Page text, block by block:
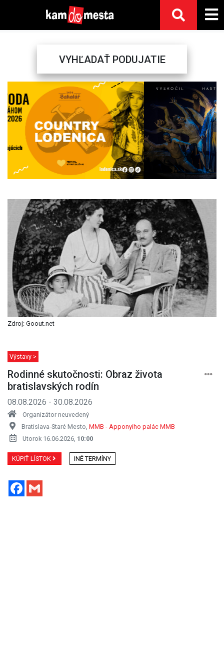
VYHĽADAŤ PODUJATIE
Previous Next
Zdroj: Goout.net
Výstavy >
Rodinné skutočnosti: Obraz života
bratislavských rodín
08.08.2026 - 30.08.2026
Organizátor neuvedený
Bratislava-Staré Mesto, MMB - Apponyiho palác MMB
Utorok 16.06.2026, 10:00
KÚPIŤ LÍSTOK INÉ TERMÍNY
Facebook